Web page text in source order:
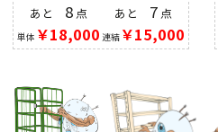
あと 8 点
単体 ￥18,000
あと 7点
連結￥15,000